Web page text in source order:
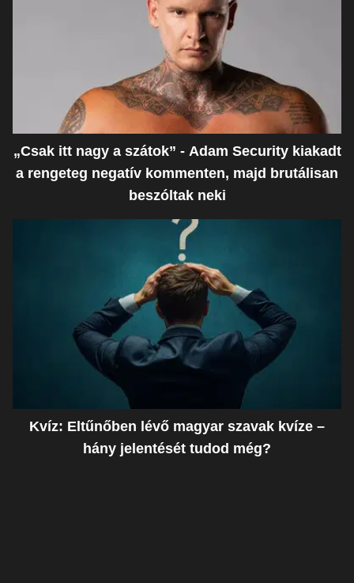
„Csak itt nagy a szátok” - Adam Security kiakadt
a rengeteg negatív kommenten, majd brutálisan
beszóltak neki
Kvíz: Eltűnőben lévő magyar szavak kvíze –
hány jelentését tudod még?